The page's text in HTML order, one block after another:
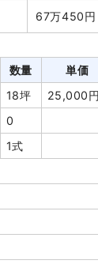
67万450円
数量 単価
18坪 25,000円
0
1式